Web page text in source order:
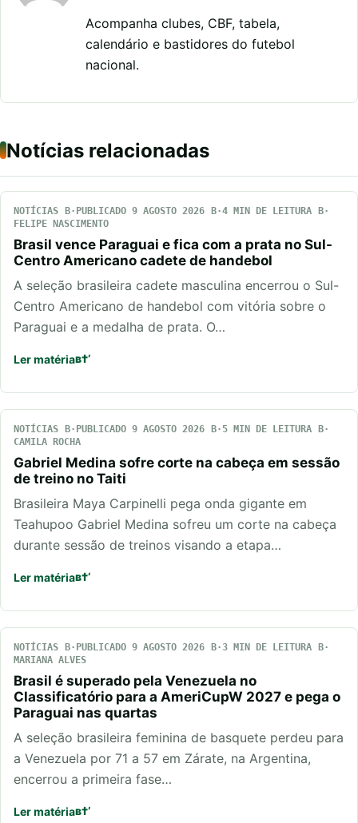
Acompanha clubes, CBF, tabela,
calendário e bastidores do futebol
nacional.
Notícias relacionadas
NOTÍCIAS PUBLICADO 9 AGOSTO 2026
4 MIN DE LEITURA
FELIPE NASCIMENTO
Brasil vence Paraguai e fica com a prata no Sul-
Centro Americano cadete de handebol
A seleção brasileira cadete masculina encerrou o Sul-
Centro Americano de handebol com vitória sobre o
Paraguai e a medalha de prata. O…
Ler matéria
NOTÍCIAS PUBLICADO 9 AGOSTO 2026
5 MIN DE LEITURA
CAMILA ROCHA
Gabriel Medina sofre corte na cabeça em sessão
de treino no Taiti
Brasileira Maya Carpinelli pega onda gigante em
Teahupoo Gabriel Medina sofreu um corte na cabeça
durante sessão de treinos visando a etapa…
Ler matéria
NOTÍCIAS PUBLICADO 9 AGOSTO 2026
3 MIN DE LEITURA
MARIANA ALVES
Brasil é superado pela Venezuela no
Classificatório para a AmeriCupW 2027 e pega o
Paraguai nas quartas
A seleção brasileira feminina de basquete perdeu para
a Venezuela por 71 a 57 em Zárate, na Argentina,
encerrou a primeira fase…
Ler matéria